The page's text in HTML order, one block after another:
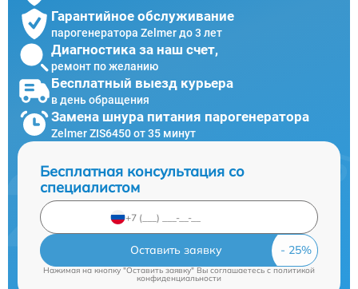
Гарантийное обслуживание
парогенератора Zelmer до 3 лет
Диагностика за наш счет,
ремонт по желанию
Бесплатный выезд курьера
в день обращения
Замена шнура питания парогенератора
Zelmer ZIS6450 от 35 минут
Бесплатная консультация со
специалистом
Оставить заявку
Нажимая на кнопку "Оставить заявку" Вы соглашаетесь c политикой
конфиденциальности